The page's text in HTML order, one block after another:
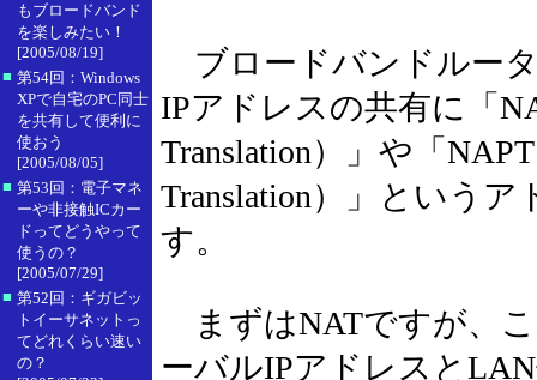
もブロードバンド
を楽しみたい！
[2005/08/19]
■ 第54回：Windows
XPで自宅のPC同士
を共有して便利に
使おう
[2005/08/05]
■ 第53回：電子マネ
ーや非接触ICカー
ドってどうやって
使うの？
[2005/07/29]
■ 第52回：ギガビッ
トイーサネットっ
てどれくらい速い
の？
ブロードバンドルー
IPアドレスの共有に「
Translation）」や「
Translation）」という
す。
まずはNATですが、
ーバルIPアドレスと